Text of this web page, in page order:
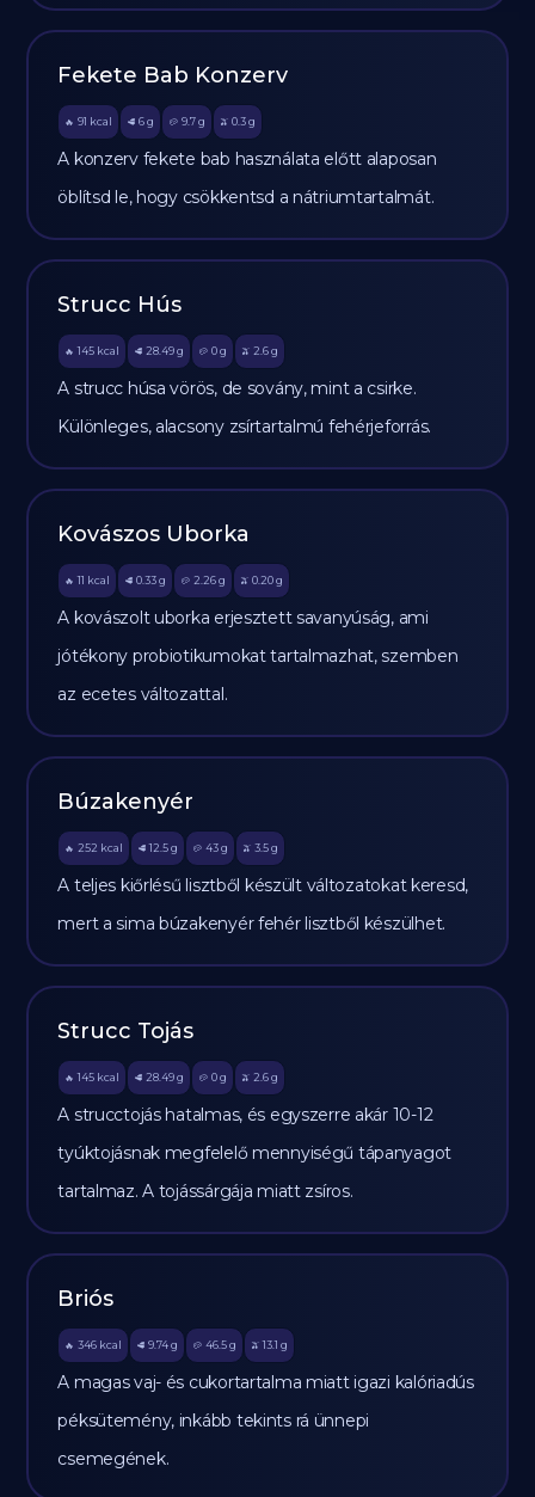
Fekete Bab Konzerv
🔥 91 kcal 🥩 6 g 🥔 9.7g 🫒 0.3 g
A konzerv fekete bab használata előtt alaposan
öblítsd le, hogy csökkentsd a nátriumtartalmát.
Strucc Hús
🔥 145 kcal 🥩 28.49 g 🥔 0g 🫒 2.6 g
A strucc húsa vörös, de sovány, mint a csirke.
Különleges, alacsony zsírtartalmú fehérjeforrás.
Kovászos Uborka
🔥 11 kcal 🥩 0.33 g 🥔 2.26g 🫒 0.20 g
A kovászolt uborka erjesztett savanyúság, ami
jótékony probiotikumokat tartalmazhat, szemben
az ecetes változattal.
Búzakenyér
🔥 252 kcal 🥩 12.5 g 🥔 43g 🫒 3.5 g
A teljes kiőrlésű lisztből készült változatokat keresd,
mert a sima búzakenyér fehér lisztből készülhet.
Strucc Tojás
🔥 145 kcal 🥩 28.49 g 🥔 0g 🫒 2.6 g
A strucctojás hatalmas, és egyszerre akár 10-12
tyúktojásnak megfelelő mennyiségű tápanyagot
tartalmaz. A tojássárgája miatt zsíros.
Briós
🔥 346 kcal 🥩 9.74 g 🥔 46.5g 🫒 13.1 g
A magas vaj- és cukortartalma miatt igazi kalóriadús
péksütemény, inkább tekints rá ünnepi
csemegének.